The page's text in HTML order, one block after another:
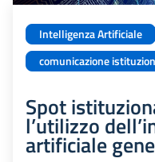
Intelligenza Artificiale
comunicazione
Spot
l’utilizzo
artificiale